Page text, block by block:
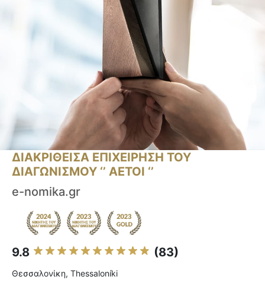
ΔΙΑΚΡΙΘΕΙΣΑ ΕΠΙΧΕΙΡΗΣΗ ΤΟΥ
ΔΙΑΓΩΝΙΣΜΟΥ ‘’ ΑΕΤΟΙ ‘’
e-nomika.gr
9.8 (83)
Θεσσαλονίκη, Thessaloníki